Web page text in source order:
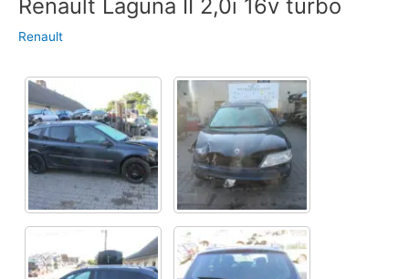
Renault Laguna II 2,0i 16v turbo
Renault